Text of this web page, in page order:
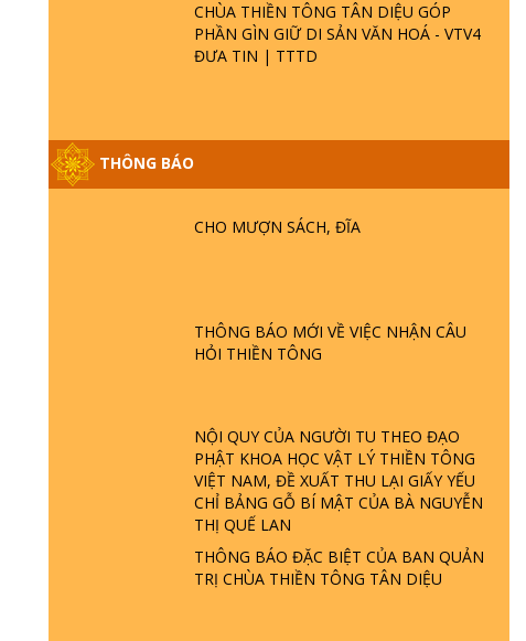
CHÙA THIỀN TÔNG TÂN DIỆU GÓP
PHẦN GÌN GIỮ DI SẢN VĂN HOÁ - VTV4
ĐƯA TIN | TTTD
THÔNG BÁO
CHO MƯỢN SÁCH, ĐĨA
THÔNG BÁO MỚI VỀ VIỆC NHẬN CÂU
HỎI THIỀN TÔNG
NỘI QUY CỦA NGƯỜI TU THEO ĐẠO
PHẬT KHOA HỌC VẬT LÝ THIỀN TÔNG
VIỆT NAM, ĐỀ XUẤT THU LẠI GIẤY YẾU
CHỈ BẢNG GỖ BÍ MẬT CỦA BÀ NGUYỄN
THỊ QUẾ LAN
THÔNG BÁO ĐẶC BIỆT CỦA BAN QUẢN
TRỊ CHÙA THIỀN TÔNG TÂN DIỆU
GIẢI ĐÁP ĐẶC BIỆT P25 - SUỐT 49 NĂM
HỘI GÌ? TỬ VÌ ĐẠO
PHẬT GIỚI CÓ THỜI GIAN KHÔNG? |
TTTD
LÀ AI? QUỶ SA TĂNG? | TTTD
GIẢI ĐÁP THIỀN TÔNG ĐẶC BIỆT P22 - TẠI
SAO TRÁI ĐẤT NHIỀU THIÊN TAI - LŨ LỤT
- HỎA HOẠN | TTTD